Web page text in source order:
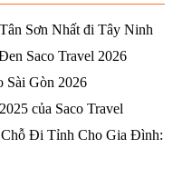
Sơn Nhất đi Tây Ninh
Saco Travel 2026
Sài Gòn 2026
của Saco Travel
Đi Tỉnh Cho Gia Đình: